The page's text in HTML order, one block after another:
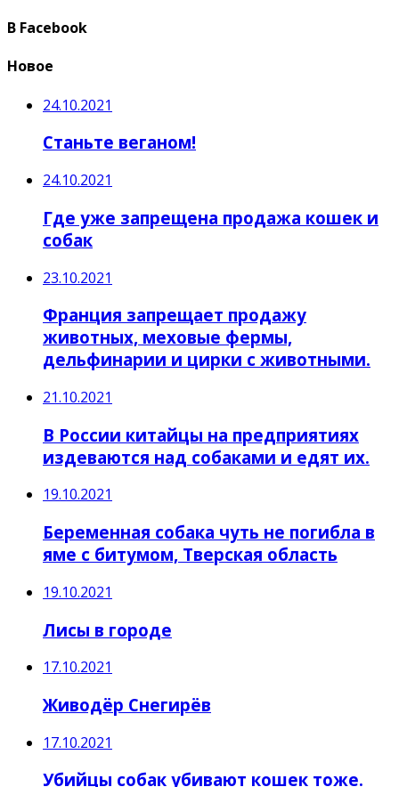
В Facebook
Новое
24.10.2021
Станьте веганом!
24.10.2021
Где уже запрещена продажа кошек и
собак
23.10.2021
Франция запрещает продажу
животных, меховые фермы,
дельфинарии и цирки с животными.
21.10.2021
В России китайцы на предприятиях
издеваются над собаками и едят их.
19.10.2021
Беременная собака чуть не погибла в
яме с битумом, Тверская область
19.10.2021
Лисы в городе
17.10.2021
Живодёр Снегирёв
17.10.2021
Убийцы собак убивают кошек тоже.